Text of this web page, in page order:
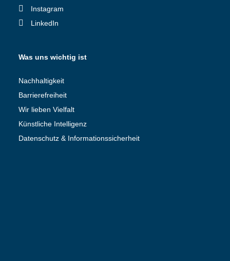
Instagram
LinkedIn
Was uns wichtig ist
Nachhaltigkeit
Barrierefreiheit
Wir lieben Vielfalt
Künstliche Intelligenz
Datenschutz & Informationssicherheit